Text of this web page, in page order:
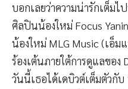
บอกเลยว่าความน่ารักเต็ม
ศิลปินน้องใหม่ Focus
น้องใหม่ MLG Music (เอ็
ร้องเต้นภายใต้การดูแลของ
วันนี้เธอได้เดบิวต์เต็มตัวกับ